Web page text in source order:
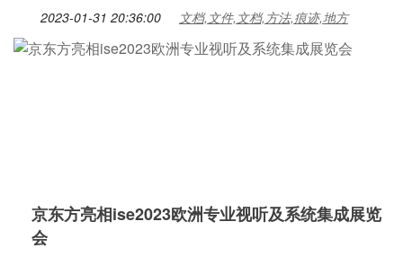
2023-01-31 20:36:00 文档,文件,文档,方法,痕迹,地方
京东方亮相ise2023欧洲专业视听及系统集成展览
会